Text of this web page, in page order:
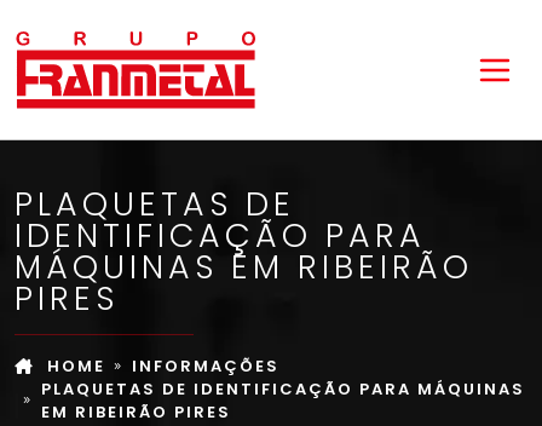
PLAQUETAS DE
IDENTIFICAÇÃO PARA
MÁQUINAS EM RIBEIRÃO
PIRES
HOME
INFORMAÇÕES
PLAQUETAS DE IDENTIFICAÇÃO PARA MÁQUINAS
EM RIBEIRÃO PIRES